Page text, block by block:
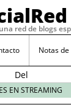
red de blogs
Notas
Del
depósito
a la
EN STREAMING